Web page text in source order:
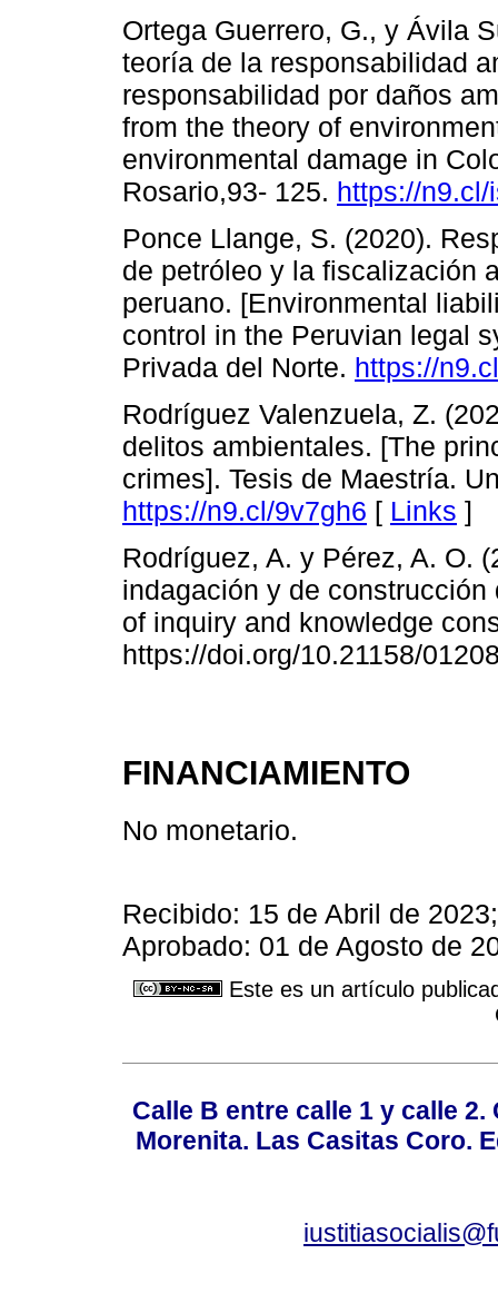
Ortega Guerrero, G., y Ávila
teoría de la responsabilidad
responsabilidad por daños
from the theory of
environmental damage in
Rosario,93- 125. https://n9.cl/
Ponce Llange, S. (2020).
de petróleo y la fiscalización
peruano. [Environmental
control in the Peruvian legal
Privada del Norte. https://
Rodríguez Valenzuela, Z.
delitos ambientales. [The
crimes]. Tesis de Maestría.
https://n9.cl/9v7gh6 [ Links ]
Rodríguez, A. y Pérez, A. O.
indagación y de
of inquiry and knowledge
https://doi.org/10.21158/
FINANCIAMIENTO
No monetario.
Recibido: 15 de Abril de
Aprobado: 01 de Agosto de
Este es un artículo
Calle B entre calle 1 y calle
Morenita. Las Casitas Coro.